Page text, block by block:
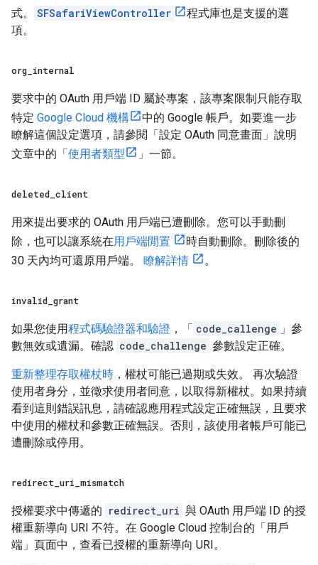
式。
SFSafariViewController
程式庫也是支援的選
項。
org internal
要求中的 OAuth 用戶端 ID 屬於專案，該專案限制只能存取
特定 Google Cloud 機構
中的 Google 帳戶。如要進一步
瞭解這個設定選項，請參閱「設定 OAuth 同意畫面」說明
文章中的「使用者類型 」一節。
deleted client
用來提出要求的 OAuth 用戶端已遭刪除。您可以手動刪
除，也可以讓系統在用戶端閒置
時自動刪除。刪除後的
30 天內均可還原用戶端。 瞭解詳情 。
invalid grant
如果您使用程式碼驗證器和驗證 ，「 code_callenge 」參
數無效或遺漏。確認 code_challenge 參數設定正確。
重新整理存取權杖時 ，權杖可能已過期或失效。 再次驗證
使用者身分，並徵求使用者同意，以取得新權杖。如果持續
看到這則錯誤訊息，請確認應用程式設定正確無誤，且要求
中使用的權杖和參數正確無誤。否則，該使用者帳戶可能已
遭刪除或停用。
redirect uri mismatch
授權要求中傳遞的 redirect_uri 與 OAuth 用戶端 ID 的授
權重新導向 URI 不符。在 Google Cloud 控制台的「用戶
端」 頁面中，查看已授權的重新導向 URI。